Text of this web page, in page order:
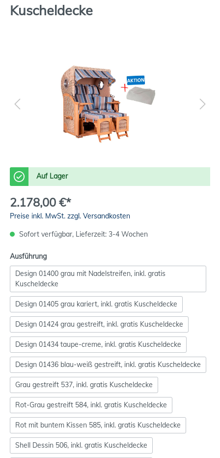
Kuscheldecke
Auf Lager
2.178,00 €*
Preise inkl. MwSt. zzgl. Versandkosten
Sofort verfügbar, Lieferzeit: 3-4 Wochen
Ausführung
Design 01400 grau mit Nadelstreifen, inkl. gratis
Kuscheldecke
Design 01405 grau kariert, inkl. gratis Kuscheldecke
Design 01424 grau gestreift, inkl. gratis Kuscheldecke
Design 01434 taupe-creme, inkl. gratis Kuscheldecke
Design 01436 blau-weiß gestreift, inkl. gratis Kuscheldecke
Grau gestreift 537, inkl. gratis Kuscheldecke
Rot-Grau gestreift 584, inkl. gratis Kuscheldecke
Rot mit buntem Kissen 585, inkl. gratis Kuscheldecke
Shell Dessin 506, inkl. gratis Kuscheldecke